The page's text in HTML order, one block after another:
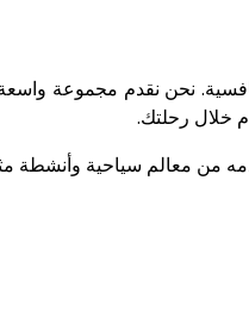
نحن نقدم مجموعة
خلال رحلتك.
من معالم سياحية وأنشطة